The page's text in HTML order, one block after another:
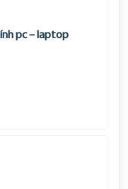
pc – laptop